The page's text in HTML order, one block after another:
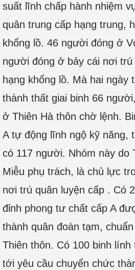
suất lĩnh chấp hành nhiệm
quân trung cấp hạng trung,
khổng lồ. 46 người đóng ở
người đóng ở bảy cái nơi trú
hạng khổng lồ. Mà hai ngày
thành thất giai binh 66
ở Thiên Hà thôn chờ lệnh.
A tự động lĩnh ngộ kỹ năng,
có 117 người. Nhóm này do
Miễu phụ trách, là chủ lực
nơi trú quân luyện cấp . Có
đỉnh phong tư chất cấp A
thành quân đoàn tạm,
Thiên thôn. Có 100 binh
tới yêu cầu chuyển chức